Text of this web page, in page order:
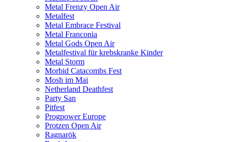
Metal Frenzy Open Air
Metalfest
Metal Embrace Festival
Metal Franconia
Metal Gods Open Air
Metalfestival für krebskranke Kinder
Metal Storm
Morbid Catacombs Fest
Mosh im Mai
Netherland Deathfest
Party San
Pitfest
Progpower Europe
Protzen Open Air
Ragnarök